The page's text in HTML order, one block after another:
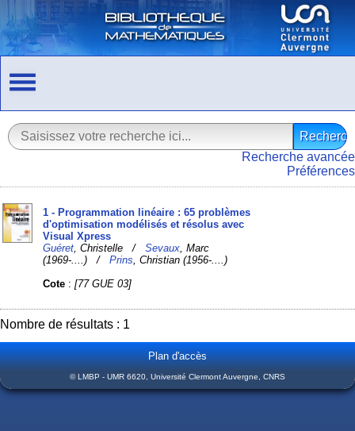
Recherche avancée
Préférences
1 - Programmation linéaire : 65 problèmes
d'optimisation modélisés et résolus avec
Visual Xpress
Guéret , Christelle /Sevaux , Marc
(1969-....) /Prins , Christian (1956-....)
Cote :[77 GUE 03]
Nombre de résultats : 1
Plan d'accès
© LMBP - UMR 6620, Université Clermont Auvergne, CNRS